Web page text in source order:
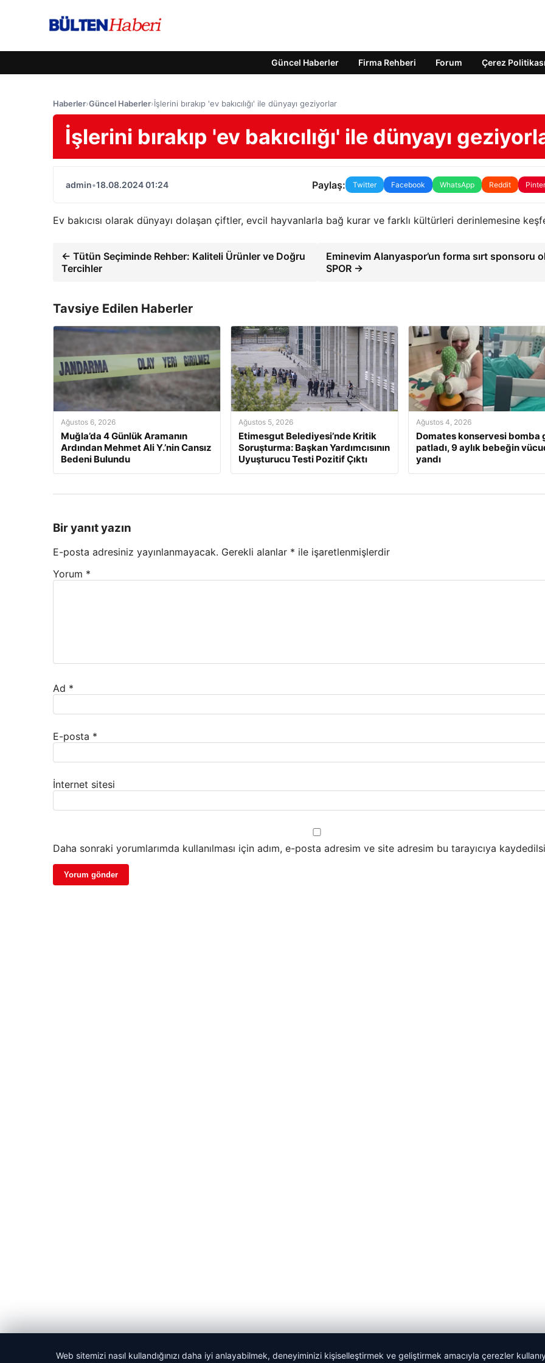
Güncel Haberler Firma Rehberi Forum Çerez Politikası
Haberler›Güncel Haberler›İşlerini bırakıp 'ev bakıcılığı' ile dünyayı geziyorlar
İşlerini bırakıp 'ev bakıcılığı' ile dünyayı
admin•18.08.2024 01:24 Paylaş: Twitter Facebook WhatsApp Reddit
Ev bakıcısı olarak dünyayı dolaşan çiftler, evcil hayvanlarla bağ kurar ve farklı kültürleri derinlemesine
← Tütün Seçiminde Rehber: Kaliteli Ürünler ve Doğru
Tercihler
Eminevim Alanyaspor’un forma sırt sponsoru
SPOR →
Tavsiye Edilen Haberler
Ağustos 6, 2026
Muğla’da 4 Günlük Aramanın
Ardından Mehmet Ali Y.’nin Cansız
Bedeni Bulundu
Ağustos 5, 2026
Etimesgut Belediyesi’nde Kritik
Soruşturma: Başkan Yardımcısının
Uyuşturucu Testi Pozitif Çıktı
Ağustos 4, 2026
Domates konservesi bomba
patladı, 9 aylık bebeğin
yandı
Bir yanıt yazın
E-posta adresiniz yayınlanmayacak. Gerekli alanlar * ile işaretlenmişlerdir
Yorum *
Ad *
E-posta *
İnternet sitesi
Daha sonraki yorumlarımda kullanılması için adım, e-posta adresim ve site adresim bu tarayıcıya
Web sitemizi nasıl kullandığınızı daha iyi anlayabilmek, deneyiminizi kişiselleştirmek ve geliştirmek amacıyla çerezler